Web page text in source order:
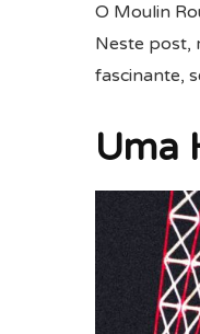
O Moulin
Neste post,
fascinante,
Uma